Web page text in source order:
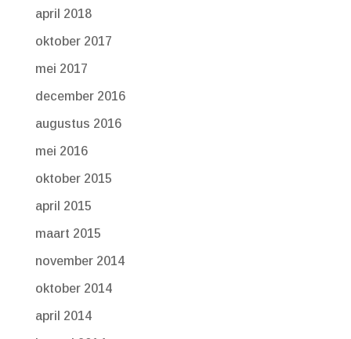
april 2018
oktober 2017
mei 2017
december 2016
augustus 2016
mei 2016
oktober 2015
april 2015
maart 2015
november 2014
oktober 2014
april 2014